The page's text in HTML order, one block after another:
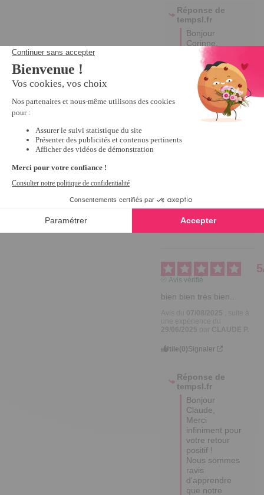
Réponse de
tempsl.fr
Bonjour
Corinne,
Nous vous
remercions
sincèrement
pour votre
évaluation
positive et
votre retour !
Nous
Excellente
Emma
5
Avis vérifié
bien bien très bien..
07/08/2025
29/06/2025
par CLAUDE P.
Utile(0)Signaler
Réponse de
tempsl.fr
Bonjour
Claude,
Merci
infiniment pour
votre retour
positif !
Nous sommes
ravis
d'apprendre
que notre